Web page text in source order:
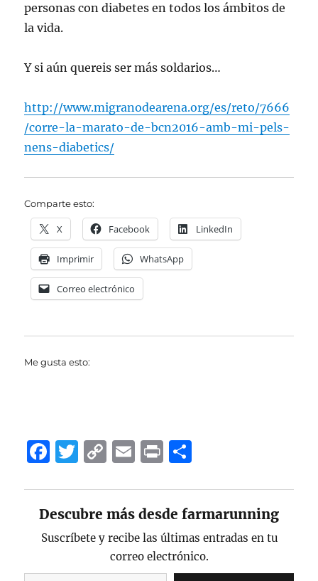
personas con diabetes en todos los ámbitos de
la vida.
Y si aún quereis ser más soldarios…
http://www.migranodearena.org/es/reto/7666
/corre-la-marato-de-bcn2016-amb-mi-pels-
nens-diabetics/
Comparte esto:
X Facebook LinkedIn
Imprimir WhatsApp
Correo electrónico
Me gusta esto:
F
c
e
b
o
T
it
te
r
C
p
y
Li
n
E
ai
l
P
n
t
m
p
a
rt
Descubre más desde farmarunning
Suscríbete y recibe las últimas entradas en tu
correo electrónico.
Escribe tu correo electrónico…